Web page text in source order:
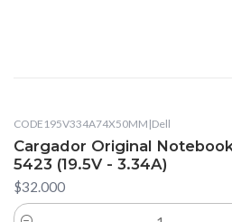
CODE195V334A74X50MM |Dell
Cargador Original
5423 (19.5V - 3.34A)
$32.000